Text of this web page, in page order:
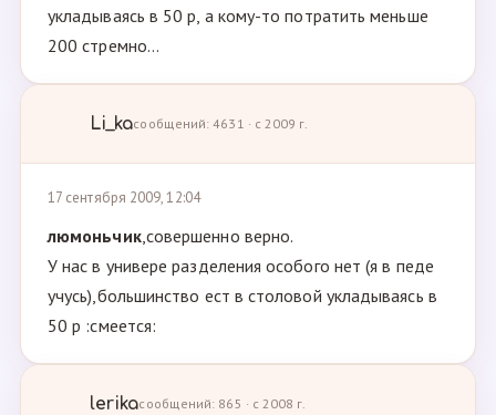
укладываясь в 50 р, а кому-то потратить меньше
200 стремно...
Li_kaсообщений: 4631 · с 2009 г.
17 сентября 2009, 12:04
люмоньчик,совершенно верно.
У нас в универе разделения особого нет (я в педе
учусь),большинство ест в столовой укладываясь в
50 р :смеется:
lerikaсообщений: 865 · с 2008 г.